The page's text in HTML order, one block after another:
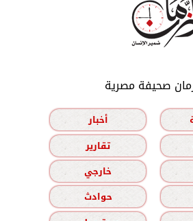
صحيفة مصرية
أخبار
تقارير
خارجي
حوادث